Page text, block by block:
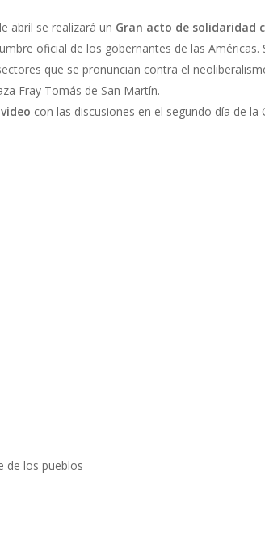
abril se realizará un Gran acto de solidaridad
oficial de los gobernantes de las
que se pronuncian contra el
Fray Tomás de San Martín.
video con las discusiones en el segundo día de la
de los pueblos